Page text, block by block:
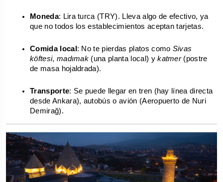
Moneda: Lira turca (TRY). Lleva algo de efectivo, ya
que no todos los establecimientos aceptan tarjetas.
Comida local: No te pierdas platos como Sivas
köftesi, madımak (una planta local) y katmer (postre
de masa hojaldrada).
Transporte: Se puede llegar en tren (hay línea directa
desde Ankara), autobús o avión (Aeropuerto de Nuri
Demirağ).